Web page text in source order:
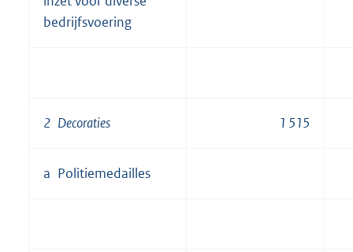
bedrijfsvoering
2 Decoraties 1 515
a Politiemedailles